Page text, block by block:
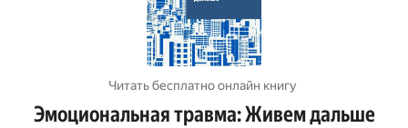
Читать бесплатно онлайн книгу
Эмоциональная травма: Живем дальше